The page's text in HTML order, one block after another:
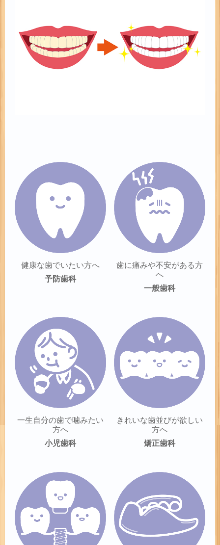
健康な歯でいたい方へ
予防歯科
歯に痛みや不安がある方
へ
一般歯科
一生自分の歯で噛みたい
方へ
小児歯科
きれいな歯並びが欲しい
方へ
矯正歯科